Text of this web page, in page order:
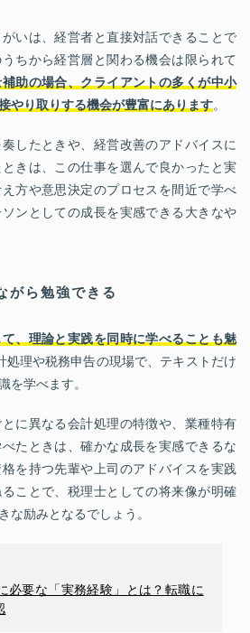
いは、経営者と直接対話できることで
ちから経営層と関わる機会は限られて
助の場合、クライアントの多くが中小
やり取りする機会が豊富にあります。
したときや、経営改善のアドバイスに
きは、この仕事を選んで良かったと実
方や意思決定のプロセスを間近で学べ
ンとしての成長を実感できる大きなや
がら勉強できる
、理論と実践を同時に学べることも魅
処理や税務申告の現場で、テキストだけ
を学べます。
に異なる会計処理の特徴や、業種特有
たときは、確かな成長を実感できるな
を持つ先輩や上司のアドバイスを実践
ことで、税理士としての将来像が明確
な励みとなるでしょう。
必要な「実務経験」とは？転職に